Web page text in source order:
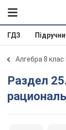
ГДЗ
Алгебра 8
Раздел 25. Решение дробных